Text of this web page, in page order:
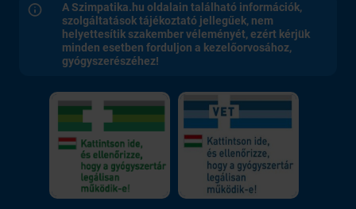
A Szimpatika.hu oldalain található információk,
szolgáltatások tájékoztató jellegűek, nem
helyettesítik szakember véleményét, ezért kérjük
minden esetben forduljon a kezelőorvosához,
gyógyszerészéhez!